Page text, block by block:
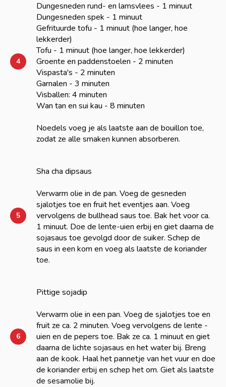
4
Dungesneden rund- en lamsvlees - 1 minuut
Dungesneden spek - 1 minuut
Gefrituurde tofu - 1 minuut (hoe langer, hoe
lekkerder)
Tofu - 1 minuut (hoe langer, hoe lekkerder)
Groente en paddenstoelen - 2 minuten
Vispasta's - 2 minuten
Garnalen - 3 minuten
Visballen: 4 minuten
Wan tan en sui kau - 8 minuten
Noedels voeg je als laatste aan de bouillon toe,
zodat ze alle smaken kunnen absorberen.
5
Sha cha dipsaus
Verwarm olie in de pan. Voeg de gesneden
sjalotjes toe en fruit het eventjes aan. Voeg
vervolgens de bullhead saus toe. Bak het voor ca.
1 minuut. Doe de lente-uien erbij en giet daarna de
sojasaus toe gevolgd door de suiker. Schep de
saus in een kom en voeg als laatste de koriander
toe.
6
Pittige sojadip
Verwarm olie in een pan. Voeg de sjalotjes toe en
fruit ze ca. 2 minuten. Voeg vervolgens de lente -
uien en de pepers toe. Bak ze ca. 1 minuut en giet
daarna de lichte sojasaus en het water bij. Breng
aan de kook. Haal het pannetje van het vuur en doe
de koriander erbij en schep het om. Giet als laatste
de sesamolie bij.